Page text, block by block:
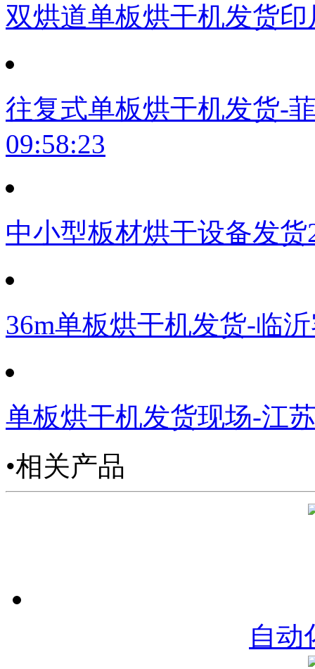
双烘道单板烘干机发货印
往复式单板烘干机发货-
09:58:23
中小型板材烘干设备发货
36m单板烘干机发货-临
单板烘干机发货现场-江
•相关产品
自动